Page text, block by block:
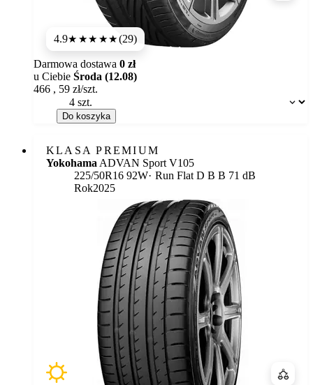
4.9★★★★★(29)
Dostępność:
Darmowa dostawa 0 zł
u Ciebie Środa (12.08)
466 , 59 zł/szt.
Do koszyka
KLASA PREMIUM
Yokohama ADVAN Sport V105
225/50R16 92W Run Flat Etykieta:
D B B 71 dB
Rok2025